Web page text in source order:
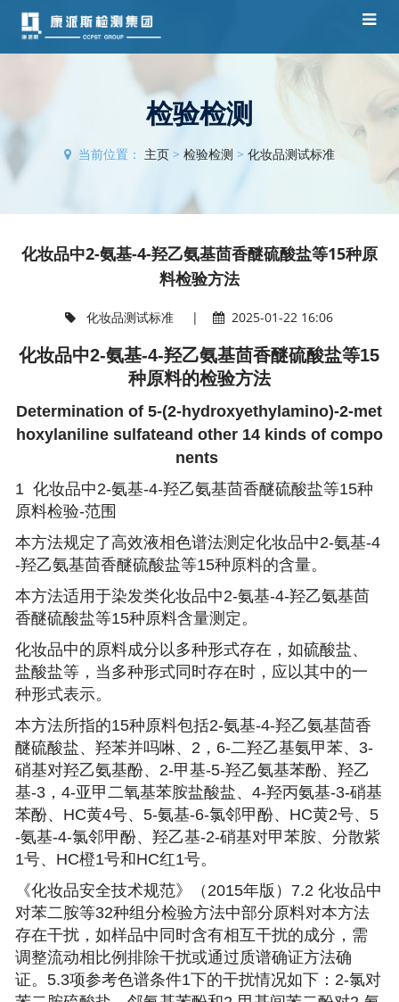
检验检测
当前位置： 主页> 检验检测 > 化妆品测试标准
化妆品中2-氨基-4-羟乙氨基茴香醚硫酸盐等15种原
料检验方法
化妆品测试标准 | 2025-01-22 16:06
化妆品中2-氨基-4-羟乙氨基茴香醚硫酸盐等15
种原料的检验方法
Determination of 5-(2-hydroxyethylamino)-2-met
hoxylaniline sulfateand other 14 kinds of compo
nents
1化妆品中2-氨基-4-羟乙氨基茴香醚硫酸盐等15种
原料检验-范围
本方法规定了高效液相色谱法测定化妆品中2-氨基-4
-羟乙氨基茴香醚硫酸盐等15种原料的含量。
本方法适用于染发类化妆品中2-氨基-4-羟乙氨基茴
香醚硫酸盐等15种原料含量测定。
化妆品中的原料成分以多种形式存在，如硫酸盐、
盐酸盐等，当多种形式同时存在时，应以其中的一
种形式表示。
本方法所指的15种原料包括2-氨基-4-羟乙氨基茴香
醚硫酸盐、羟苯并吗啉、2，6-二羟乙基氨甲苯、3-
硝基对羟乙氨基酚、2-甲基-5-羟乙氨基苯酚、羟乙
基-3，4-亚甲二氧基苯胺盐酸盐、4-羟丙氨基-3-硝基
苯酚、HC黄4号、5-氨基-6-氯邻甲酚、HC黄2号、5
-氨基-4-氯邻甲酚、羟乙基-2-硝基对甲苯胺、分散紫
1号、HC橙1号和HC红1号。
《化妆品安全技术规范》（2015年版）7.2 化妆品中
对苯二胺等32种组分检验方法中部分原料对本方法
存在干扰，如样品中同时含有相互干扰的成分，需
调整流动相比例排除干扰或通过质谱确证方法确
证。5.3项参考色谱条件1下的干扰情况如下：2-氯对